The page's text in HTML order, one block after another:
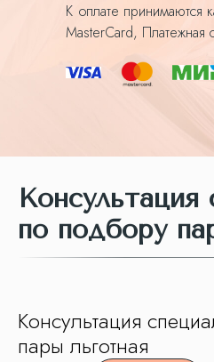
К оплате принимаются
MasterCard, Платежная
Консультация
по подбору
Консультация
пары льготная